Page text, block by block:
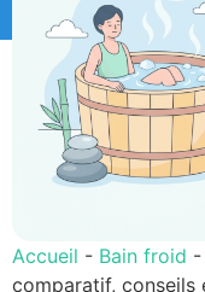
Accueil - Bain froid -
comparatif, conseils